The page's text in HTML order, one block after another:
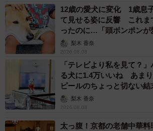
思って撮っていたら前足を出して…とい
カゴに入っている猫さんは本当に可愛い
くよく見れば…すごくいい筋肉をしてい
ーーこの屈強な猫さんを初めて見た時
さい。
はちやさん「見た瞬間は普通に笑ってし
ムキッとなったのでそんな太くなる？
12歳の愛犬に変化 1歳息
て見せる姿に反響 これま
ったのに…「頭ポンポンが
「尊…」
梨木 香奈
2026.08.08
「テレビより私を見て？
る犬に1.4万いいね あま
ピールのちょっと切ない結
梨木 香奈
2026.08.08
太っ腹！京都の老舗中華